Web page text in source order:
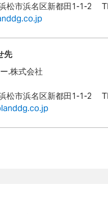
松市浜名区新都田1-1-2
先
.株式会社
松市浜名区新都田1-1-2